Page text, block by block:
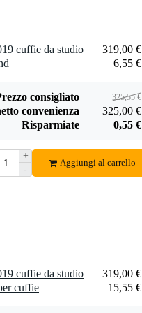
Konig & Meyer
16075 supporto per
22,95 €
Aggiungi
cuffie da studio
319,00 €
6,55 €
consigliato 325,55 €
convenienza
325,00 €
Risparmiate
0,55 €
+
-
Aggiungi al carrello
cuffie da studio
319,00 €
cuffie
15,55 €